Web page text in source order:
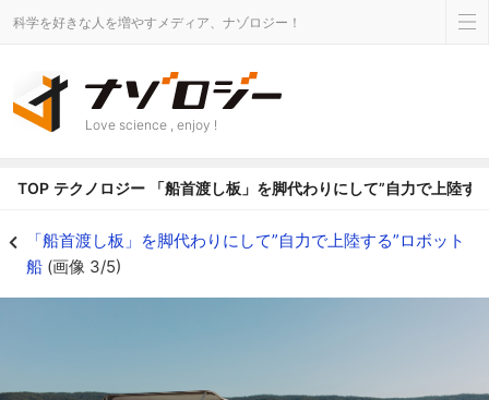
科学を好きな人を増やすメディア、ナゾロジー！
Love science , enjoy !
TOP テクノロジー 「船首渡し板」を脚代わりにして”自力で上陸す
「船首渡し板」を脚代わりにして”自力で上陸する”ロボット
船 (画像 3/5)